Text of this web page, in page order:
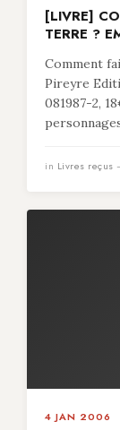
[LIVRE]
TERRE ?
Comment
Pireyre
081987-2,
in Livres reçus
4 JAN 2006